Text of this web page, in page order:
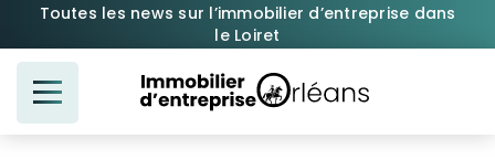
Passer
contenu
Toutes les news sur l’immobilier d’entreprise dans
le Loiret